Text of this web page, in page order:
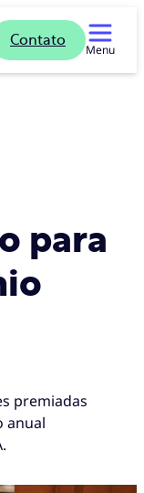
Contato
Menu
para
premiadas
anual